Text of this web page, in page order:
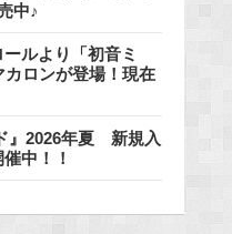
中♪
ルより「初音ミ
ロンが登場！現在
』2026年夏 新規入
中！！